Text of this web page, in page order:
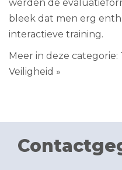
werden de
bleek dat men erg
interactieve training.
Meer in deze categorie:
Veiligheid »